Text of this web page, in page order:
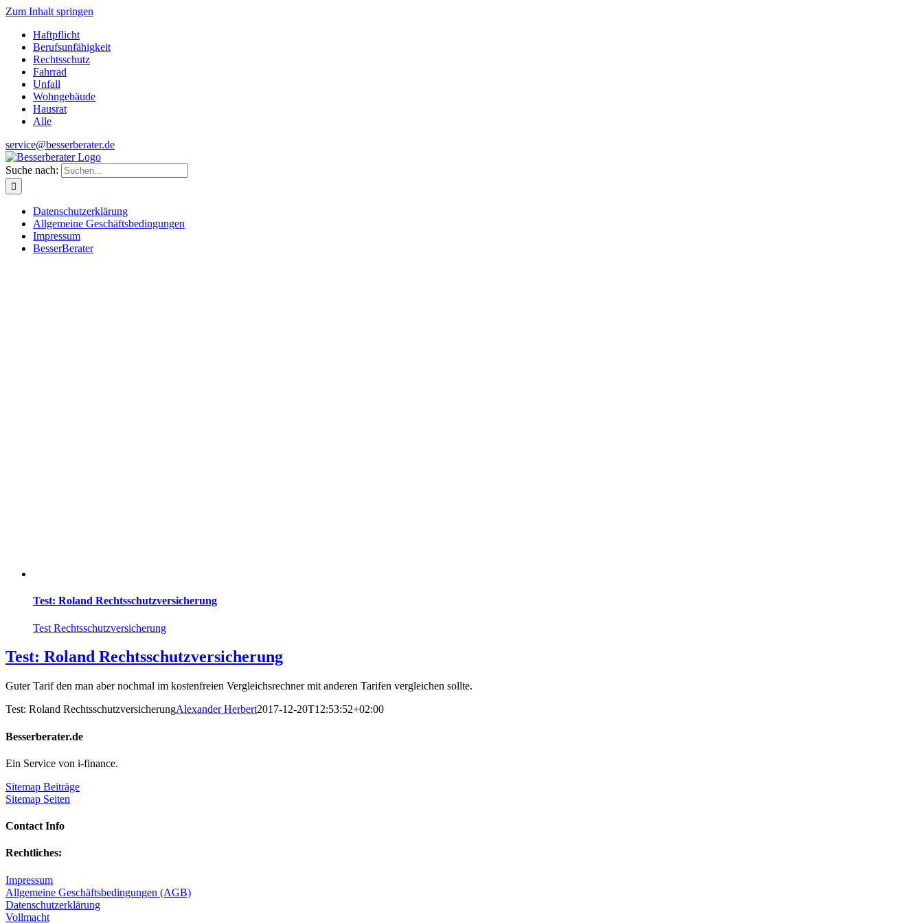
Zum Inhalt springen
Haftpflicht
Berufsunfähigkeit
Rechtsschutz
Fahrrad
Unfall
Wohngebäude
Hausrat
Alle
service@besserberater.de
Suche nach:
Datenschutzerklärung
Allgemeine Geschäftsbedingungen
Impressum
BesserBerater
Test: Roland Rechtsschutzversicherung
Test Rechtsschutzversicherung
Test: Roland Rechtsschutzversicherung
Guter Tarif den man aber nochmal im kostenfreien Vergleichsrechner mit anderen Tarifen vergleichen sollte.
Test: Roland RechtsschutzversicherungAlexander Herbert2017-12-20T12:53:52+02:00
Besserberater.de
Ein Service von i-finance.
Sitemap Beiträge
Sitemap Seiten
Contact Info
Rechtliches:
Impressum
Allgemeine Geschäftsbedingungen (AGB)
Datenschutzerklärung
Vollmacht